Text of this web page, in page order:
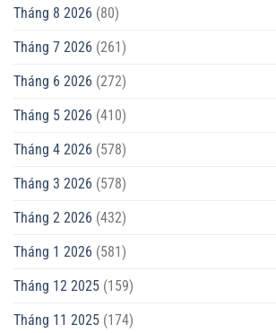
Tháng 8 2026 (80)
Tháng 7 2026 (261)
Tháng 6 2026 (272)
Tháng 5 2026 (410)
Tháng 4 2026 (578)
Tháng 3 2026 (578)
Tháng 2 2026 (432)
Tháng 1 2026 (581)
Tháng 12 2025 (159)
Tháng 11 2025 (174)